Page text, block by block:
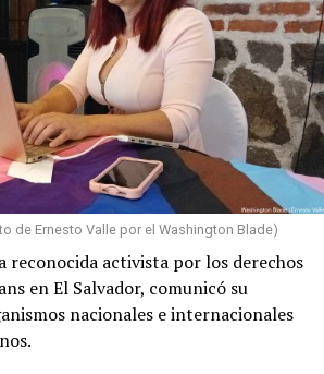
de Ernesto Valle por el Washington Blade)
reconocida activista por los derechos
en El Salvador, comunicó su
nacionales e internacionales